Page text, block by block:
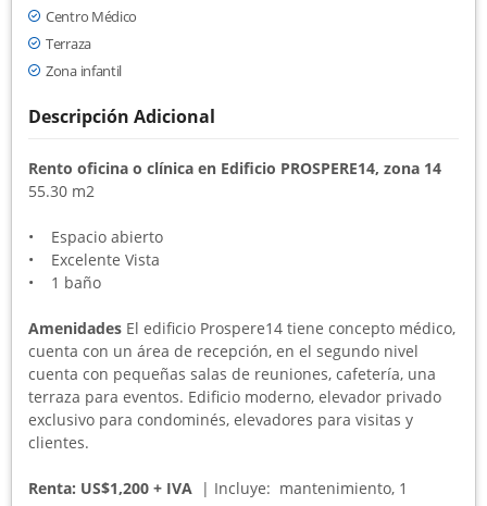
Centro Médico
Terraza
Zona infantil
Descripción Adicional
Rento oficina o clínica en Edificio PROSPERE14, zona 14
55.30 m2
• Espacio abierto
• Excelente Vista
• 1 baño
Amenidades El edificio Prospere14 tiene concepto médico,
cuenta con un área de recepción, en el segundo nivel
cuenta con pequeñas salas de reuniones, cafetería, una
terraza para eventos. Edificio moderno, elevador privado
exclusivo para condominés, elevadores para visitas y
clientes.
Renta: US$1,200 + IVA | Incluye: mantenimiento, 1